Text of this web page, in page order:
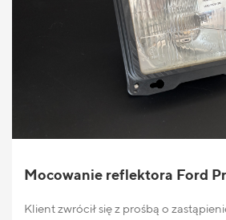
Mocowanie reflektora Ford
Klient zwrócił się z prośbą o